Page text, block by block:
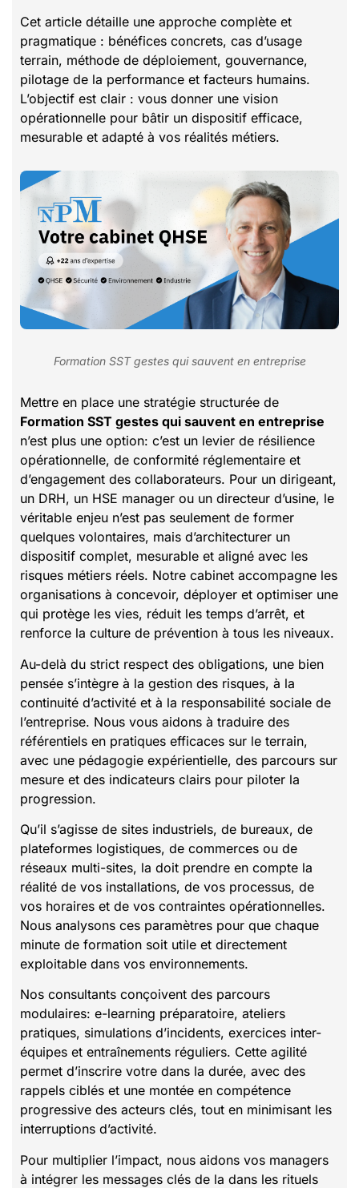
Cet article détaille une approche complète et
pragmatique : bénéfices concrets, cas d’usage
terrain, méthode de déploiement, gouvernance,
pilotage de la performance et facteurs humains.
L’objectif est clair : vous donner une vision
opérationnelle pour bâtir un dispositif efficace,
mesurable et adapté à vos réalités métiers.
Formation SST gestes qui sauvent en entreprise
Mettre en place une stratégie structurée de
Formation SST gestes qui sauvent en entreprise
n’est plus une option: c’est un levier de résilience
opérationnelle, de conformité réglementaire et
d’engagement des collaborateurs. Pour un dirigeant,
un DRH, un HSE manager ou un directeur d’usine, le
véritable enjeu n’est pas seulement de former
quelques volontaires, mais d’architecturer un
dispositif complet, mesurable et aligné avec les
risques métiers réels. Notre cabinet accompagne les
organisations à concevoir, déployer et optimiser une
qui protège les vies, réduit les temps d’arrêt, et
renforce la culture de prévention à tous les niveaux.
Au-delà du strict respect des obligations, une bien
pensée s’intègre à la gestion des risques, à la
continuité d’activité et à la responsabilité sociale de
l’entreprise. Nous vous aidons à traduire des
référentiels en pratiques efficaces sur le terrain,
avec une pédagogie expérientielle, des parcours sur
mesure et des indicateurs clairs pour piloter la
progression.
Qu’il s’agisse de sites industriels, de bureaux, de
plateformes logistiques, de commerces ou de
réseaux multi-sites, la doit prendre en compte la
réalité de vos installations, de vos processus, de
vos horaires et de vos contraintes opérationnelles.
Nous analysons ces paramètres pour que chaque
minute de formation soit utile et directement
exploitable dans vos environnements.
Nos consultants conçoivent des parcours
modulaires: e-learning préparatoire, ateliers
pratiques, simulations d’incidents, exercices inter-
équipes et entraînements réguliers. Cette agilité
permet d’inscrire votre dans la durée, avec des
rappels ciblés et une montée en compétence
progressive des acteurs clés, tout en minimisant les
interruptions d’activité.
Pour multiplier l’impact, nous aidons vos managers
à intégrer les messages clés de la dans les rituels